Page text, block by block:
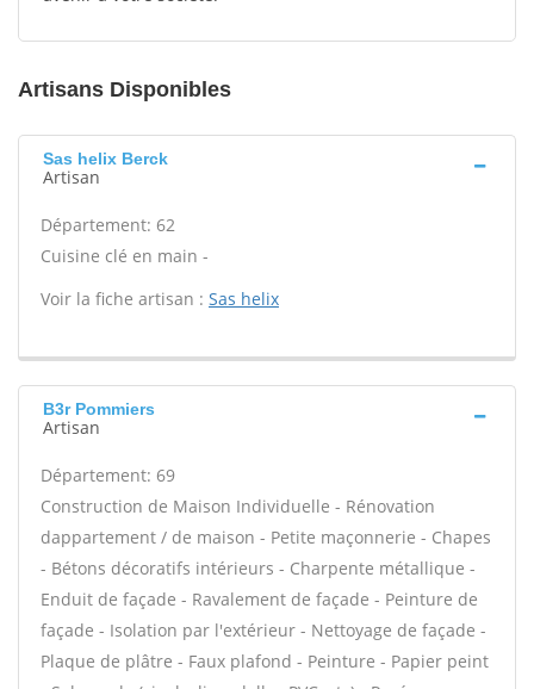
Artisans Disponibles
Sas helix Berck
Artisan
Département: 62
Cuisine clé en main -
Voir la fiche artisan : Sas helix
B3r Pommiers
Artisan
Département: 69
Construction de Maison Individuelle - Rénovation
dappartement / de maison - Petite maçonnerie - Chapes
- Bétons décoratifs intérieurs - Charpente métallique -
Enduit de façade - Ravalement de façade - Peinture de
façade - Isolation par l'extérieur - Nettoyage de façade -
Plaque de plâtre - Faux plafond - Peinture - Papier peint